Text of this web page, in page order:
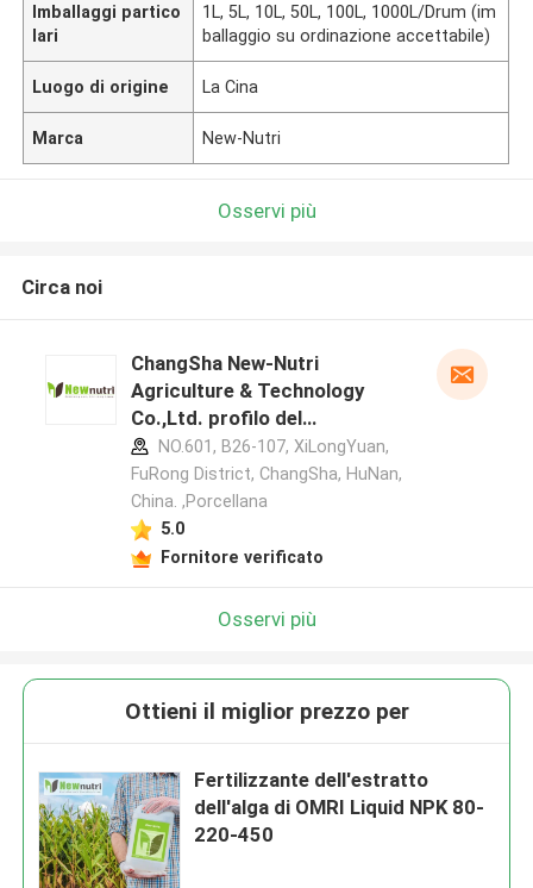
Imballaggi partico
lari
1L, 5L, 10L, 50L, 100L, 1000L/Drum (im
ballaggio su ordinazione accettabile)
Luogo di origine La Cina
Marca New-Nutri
Osservi più
Circa noi
ChangSha New-Nutri
Agriculture & Technology
Co.,Ltd. profilo del
produttore
NO.601, B26-107, XiLongYuan,
FuRong District, ChangSha, HuNan,
China. ,Porcellana
5.0
Fornitore verificato
Osservi più
Ottieni il miglior prezzo per
Fertilizzante dell'estratto
dell'alga di OMRI Liquid NPK 80-
220-450